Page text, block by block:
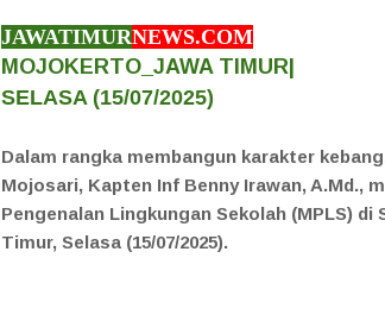
JAWATIMURNEWS.COM
MOJOKERTO_JAWA TIMUR|
SELASA (15/07/2025)
Dalam rangka membangun karakter
Mojosari, Kapten Inf Benny Irawan, A.Md.,
Pengenalan Lingkungan Sekolah (MPLS)
Timur, Selasa (15/07/2025).